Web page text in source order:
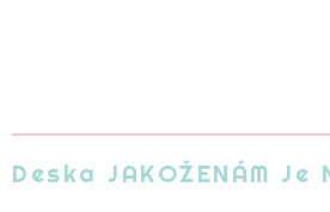
Deska JAKOŽENÁM Je